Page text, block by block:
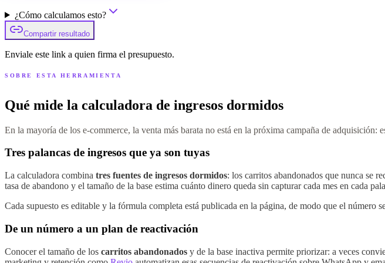
¿Cómo calculamos esto?
Compartir resultado
Enviale este link a quien firma el presupuesto.
SOBRE ESTA HERRAMIENTA
Qué mide la calculadora de ingresos dormidos
En la mayoría de los e-commerce, la venta más barata no está en la próxima campaña de adquisición:
Tres palancas de ingresos que ya son tuyas
La calculadora combina tres fuentes de ingresos dormidos: los carritos abandonados que nunca se
tasa de abandono y el tamaño de la base estima cuánto dinero queda sin capturar cada mes en cada
Cada supuesto es editable y la fórmula completa está publicada en la página, de modo que el número
De un número a un plan de reactivación
Conocer el tamaño de los carritos abandonados y de la base inactiva permite priorizar: a veces